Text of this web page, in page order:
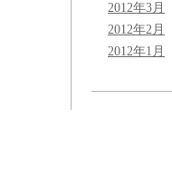
2012年3月
2012年2月
2012年1月